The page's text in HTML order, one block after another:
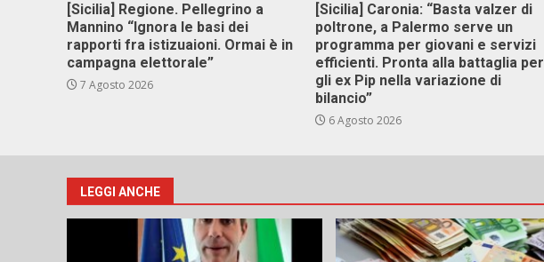
[Sicilia] Regione. Pellegrino a
Mannino “Ignora le basi dei
rapporti fra istizuaioni. Ormai è in
campagna elettorale”
7 Agosto 2026
[Sicilia] Caronia: “Basta valzer di
poltrone, a Palermo serve un
programma per giovani e servizi
efficienti. Pronta alla battaglia per
gli ex Pip nella variazione di
bilancio”
6 Agosto 2026
LEGGI ANCHE